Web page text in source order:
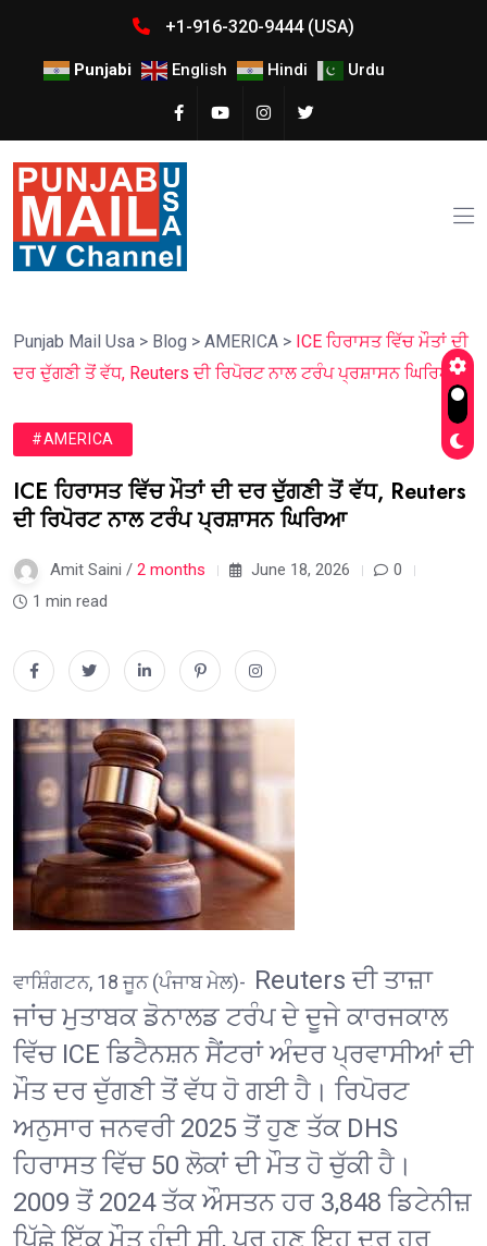
+1-916-320-9444 (USA)
Punjabi English Hindi Urdu
Punjab Mail Usa > Blog > AMERICA > ICE ਹਿਰਾਸਤ ਵਿੱਚ ਮੌਤਾਂ ਦੀ
ਦਰ ਦੁੱਗਣੀ ਤੋਂ ਵੱਧ, Reuters ਦੀ ਰਿਪੋਰਟ ਨਾਲ ਟਰੰਪ ਪ੍ਰਸ਼ਾਸਨ ਘਿਰਿਆ
#AMERICA
ICE ਹਿਰਾਸਤ ਵਿੱਚ ਮੌਤਾਂ ਦੀ ਦਰ ਦੁੱਗਣੀ ਤੋਂ ਵੱਧ, Reuters
ਦੀ ਰਿਪੋਰਟ ਨਾਲ ਟਰੰਪ ਪ੍ਰਸ਼ਾਸਨ ਘਿਰਿਆ
Amit Saini / 2 months June 18, 2026
0
1 min read
ਵਾਸ਼ਿੰਗਟਨ, 18 ਜੂਨ (ਪੰਜਾਬ ਮੇਲ)- Reuters ਦੀ ਤਾਜ਼ਾ
ਜਾਂਚ ਮੁਤਾਬਕ ਡੋਨਾਲਡ ਟਰੰਪ ਦੇ ਦੂਜੇ ਕਾਰਜਕਾਲ
ਵਿੱਚ ICE ਡਿਟੈਨਸ਼ਨ ਸੈਂਟਰਾਂ ਅੰਦਰ ਪ੍ਰਵਾਸੀਆਂ ਦੀ
ਮੌਤ ਦਰ ਦੁੱਗਣੀ ਤੋਂ ਵੱਧ ਹੋ ਗਈ ਹੈ। ਰਿਪੋਰਟ
ਅਨੁਸਾਰ ਜਨਵਰੀ 2025 ਤੋਂ ਹੁਣ ਤੱਕ DHS
ਹਿਰਾਸਤ ਵਿੱਚ 50 ਲੋਕਾਂ ਦੀ ਮੌਤ ਹੋ ਚੁੱਕੀ ਹੈ।
2009 ਤੋਂ 2024 ਤੱਕ ਔਸਤਨ ਹਰ 3,848 ਡਿਟੇਨੀਜ਼
ਪਿੱਛੇ ਇੱਕ ਮੌਤ ਹੁੰਦੀ ਸੀ, ਪਰ ਹੁਣ ਇਹ ਦਰ ਹਰ